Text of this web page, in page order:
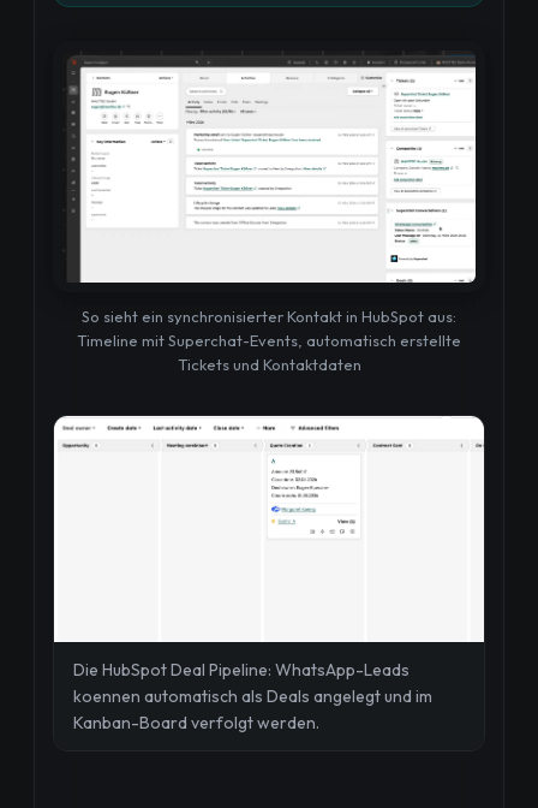
So sieht ein synchronisierter Kontakt in HubSpot aus:
Timeline mit Superchat-Events, automatisch erstellte
Tickets und Kontaktdaten
Die HubSpot Deal Pipeline: WhatsApp-Leads
koennen automatisch als Deals angelegt und im
Kanban-Board verfolgt werden.